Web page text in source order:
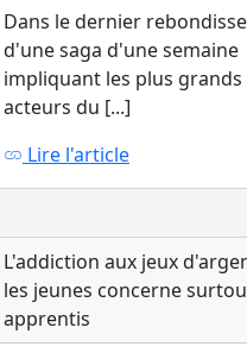
Dans le dernier
d'une saga d'une semaine
impliquant les plus grands
acteurs du [...]
Lire l'article
L'addiction aux jeux
les jeunes concerne
apprentis